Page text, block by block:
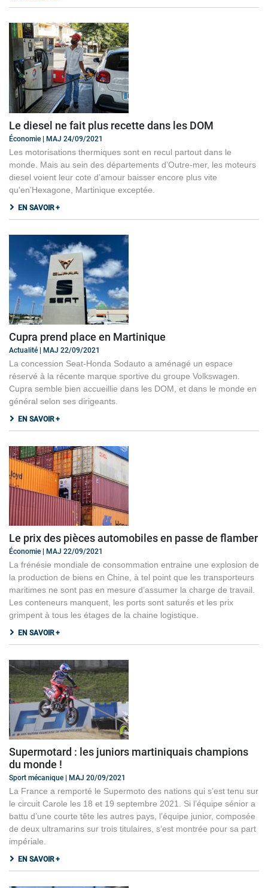
Le diesel ne fait plus recette dans les DOM
Économie | MAJ 24/09/2021
Les motorisations thermiques sont en recul partout dans le
monde. Mais au sein des départements d’Outre-mer, les moteurs
diesel voient leur cote d’amour baisser encore plus vite
qu'en’Hexagone, Martinique exceptée.
EN SAVOIR +
Cupra prend place en Martinique
Actualité | MAJ 22/09/2021
La concession Seat-Honda Sodauto a aménagé un espace
réservé à la récente marque sportive du groupe Volkswagen.
Cupra semble bien accueillie dans les DOM, et dans le monde en
général selon ses dirigeants.
EN SAVOIR +
Le prix des pièces automobiles en passe de flamber
Économie | MAJ 22/09/2021
La frénésie mondiale de consommation entraine une explosion de
la production de biens en Chine, à tel point que les transporteurs
maritimes ne sont pas en mesure d’assumer la charge de travail.
Les conteneurs manquent, les ports sont saturés et les prix
grimpent à tous les étages de la chaine logistique.
EN SAVOIR +
Supermotard : les juniors martiniquais champions
du monde !
Sport mécanique | MAJ 20/09/2021
La France a remporté le Supermoto des nations qui s’est tenu sur
le circuit Carole les 18 et 19 septembre 2021. Si l’équipe sénior a
battu d’une courte tête les autres pays, l’équipe junior, composée
de deux ultramarins sur trois titulaires, s’est montrée pour sa part
impériale.
EN SAVOIR +